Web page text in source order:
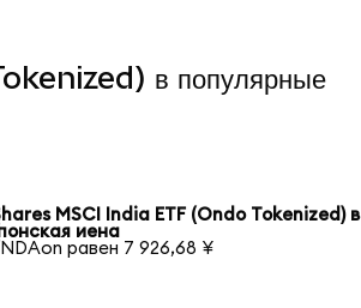
в популярные
MSCI India ETF (Ondo Tokenized) в
иена
равен 7 926,68 ¥